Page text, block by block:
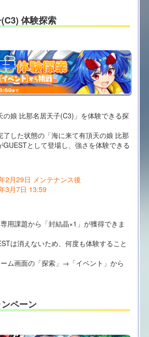
体験探索
の娘 比那名居天子(C3)」を体験できる探
了した状態の「海に来て有頂天の娘 比那
GUESTとして登場し、強さを体験できる
2月29日 メンテナンス後
3月7日 13:59
用課題から「封結晶×1」が獲得できま
は消えないため、何度も体験すること
ム画面の「探索」→「イベント」から
ペーン